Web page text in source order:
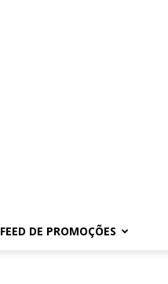
FEED DE PROMOÇÕES